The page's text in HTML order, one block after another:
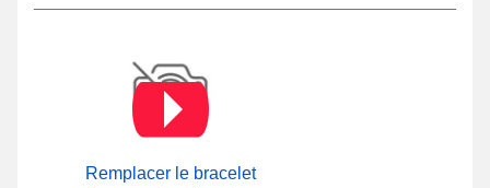
Remplacer le bracelet